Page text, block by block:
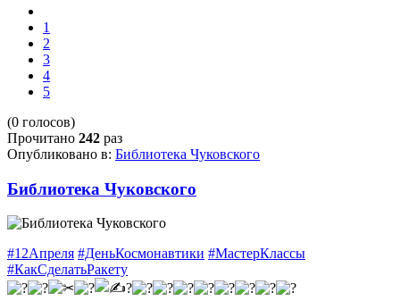
1
2
3
4
5
(0 голосов)
Прочитано 242 раз
Опубликовано в: Библиотека Чуковского
Библиотека Чуковского
#12Апреля #ДеньКосмонавтики #МастерКлассы
#КакСделатьРакету